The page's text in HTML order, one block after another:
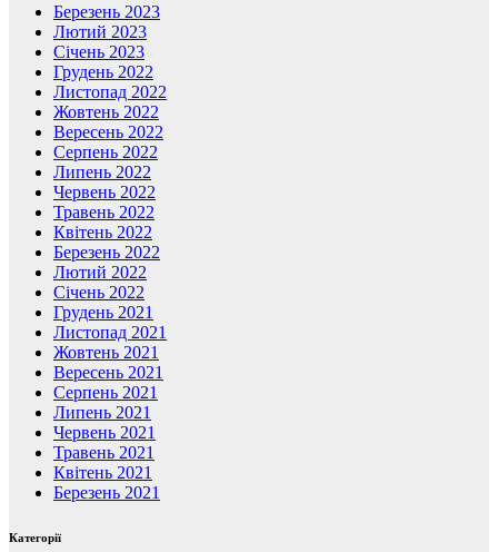
Березень 2023
Лютий 2023
Січень 2023
Грудень 2022
Листопад 2022
Жовтень 2022
Вересень 2022
Серпень 2022
Липень 2022
Червень 2022
Травень 2022
Квітень 2022
Березень 2022
Лютий 2022
Січень 2022
Грудень 2021
Листопад 2021
Жовтень 2021
Вересень 2021
Серпень 2021
Липень 2021
Червень 2021
Травень 2021
Квітень 2021
Березень 2021
Категорії